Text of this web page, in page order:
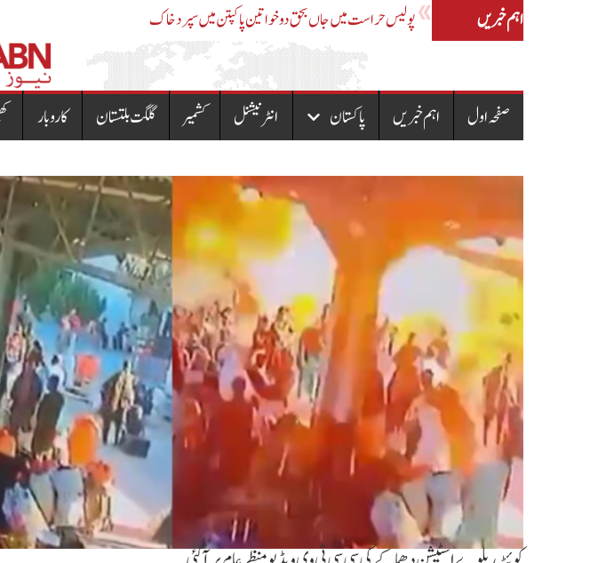
اہم خبریں پی ٹی آئی کو مذاکرات کی دعوت نہیں دی،وہ بات چیت کرنا ہی نہیں چاہتے،ایاز صادق
صفحہ اول اہم خبریں پاکستان انٹرنیشنل کشمیر گلگت بلتستان کاروبار